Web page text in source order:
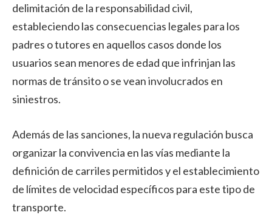
delimitación de la responsabilidad civil,
estableciendo las consecuencias legales para los
padres o tutores en aquellos casos donde los
usuarios sean menores de edad que infrinjan las
normas de tránsito o se vean involucrados en
siniestros.
Además de las sanciones, la nueva regulación busca
organizar la convivencia en las vías mediante la
definición de carriles permitidos y el establecimiento
de límites de velocidad específicos para este tipo de
transporte.